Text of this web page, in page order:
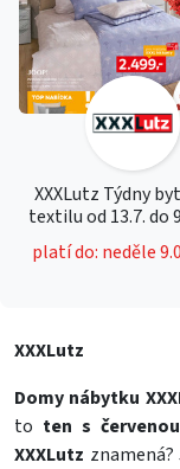
XXXLutz Týdny
textilu od 13.7. do
platí do: neděle
XXXLutz
Domy nábytku
to ten s
XXXLutz